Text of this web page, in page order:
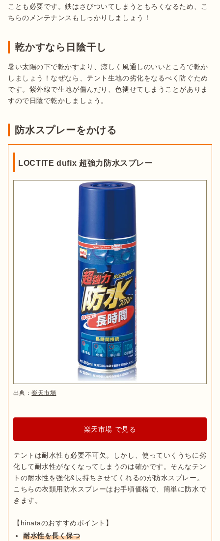
ことも必要です。鉄はさびついてしまうともろくなるため、こ
ちらのメンテナンスもしっかりしましょう！
乾かすなら日陰干し
暑い太陽の下で乾かすより、涼しく風通しのいいところで乾か
しましょう！なぜなら、テント生地の劣化をなるべく防ぐため
です。紫外線で生地が傷んだり、色褪せてしまうことがありま
すので日陰で乾かしましょう。
防水スプレーをかける
LOCTITE dufix 超強力防水スプレー
出典：楽天市場
楽天市場 で見る
テントは耐水性も必要不可欠。しかし、使っていくうちに劣
化して耐水性がなくなってしまうのは確かです。そんなテン
トの耐水性を強化&長持ちさせてくれるのが防水スプレー。
こちらの衣類用防水スプレーはお手頃価格で、簡単に防水で
きます。
耐水性を長く保つ